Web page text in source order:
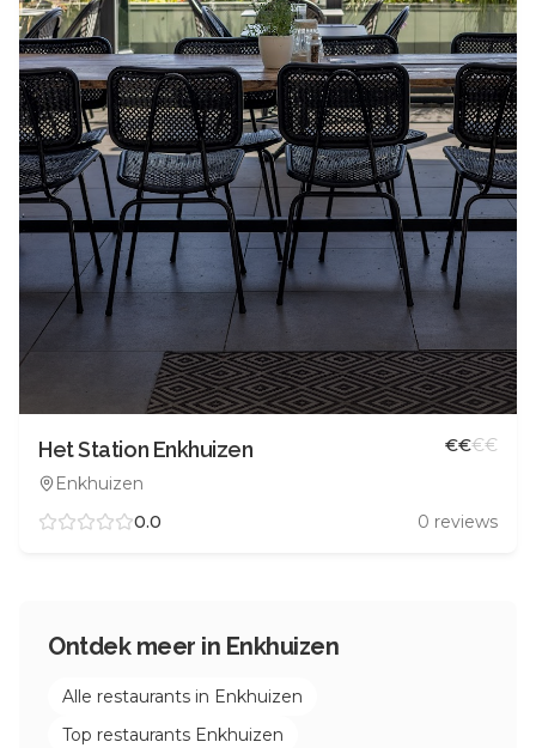
Het Station Enkhuizen
Enkhuizen
€€€€
0.0 0 reviews
Ontdek meer in Enkhuizen
Alle restaurants in Enkhuizen
Top restaurants Enkhuizen